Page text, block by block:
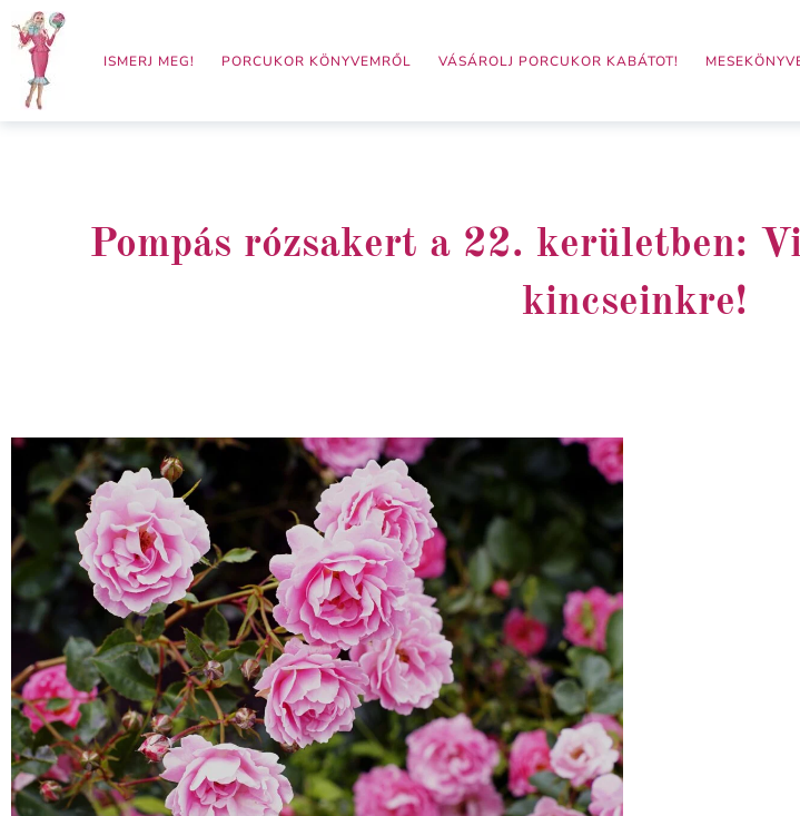
Skip
content
ISMERJ MEG! PORCUKOR KÖNYVEMRŐL VÁSÁROLJ PORCUKOR KABÁTOT!
Pompás rózsakert a 22. kerületben:
kincseinkre!